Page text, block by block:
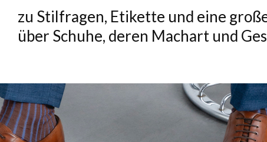
zu Stilfragen, Etikette und eine
über Schuhe, deren Machart und